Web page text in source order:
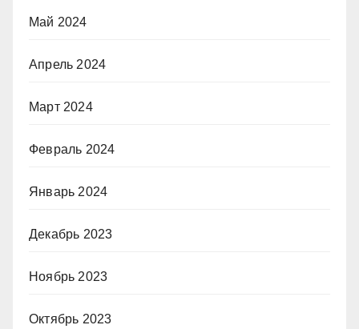
Май 2024
Апрель 2024
Март 2024
Февраль 2024
Январь 2024
Декабрь 2023
Ноябрь 2023
Октябрь 2023